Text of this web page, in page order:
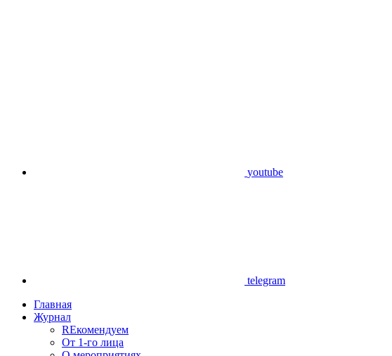
youtube
telegram
Главная
Журнал
REкомендуем
От 1-го лица